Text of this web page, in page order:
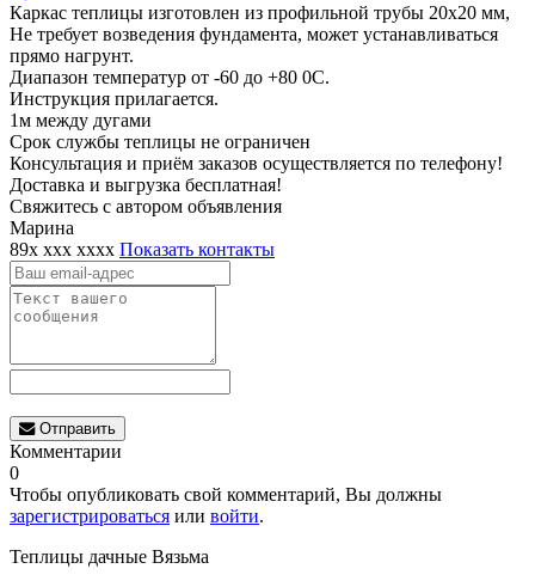
Каркас теплицы изготовлен из профильной трубы 20х20 мм,
Не требует возведения фундамента, может устанавливаться
прямо нагрунт.
Диапазон температур от -60 до +80 0С.
Инструкция прилагается.
1м между дугами
Срок службы теплицы не ограничен
Консультация и приём заказов осуществляется по телефону!
Доставка и выгрузка бесплатная!
Свяжитесь с автором объявления
Марина
89x xxx xxxx Показать контакты
Отправить
Комментарии
0
Чтобы опубликовать свой комментарий, Вы должны
зарегистрироваться или войти.
Теплицы дачные Вязьма